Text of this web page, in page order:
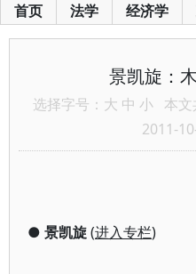
首页 法学 经济学
景凯旋：
选择字号： 大 中 小 本文
2011-
● 景凯旋(进入专栏)